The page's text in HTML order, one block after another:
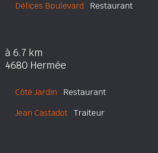
Délices Boulevard Restaurant
à 6.7 km
4680 Hermée
Côté Jardin Restaurant
Jean Castadot Traiteur